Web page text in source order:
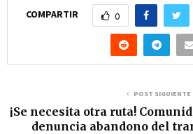
COMPARTIR 0
POST SIGUIENTE
¡Se necesita otra ruta!
denuncia abandono del